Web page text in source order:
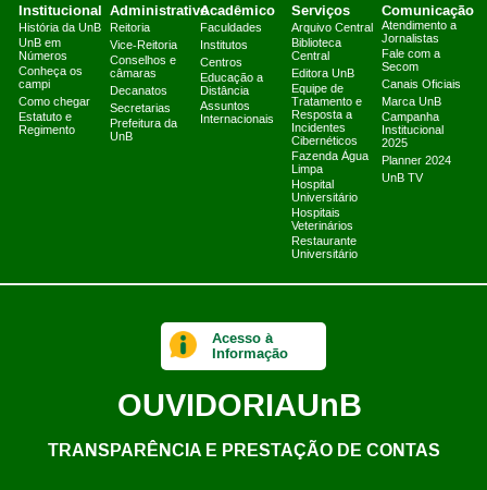
Institucional
História da UnB
UnB em
Números
Conheça os
campi
Como chegar
Estatuto e
Regimento
Administrativo
Reitoria
Vice-Reitoria
Conselhos e
câmaras
Decanatos
Secretarias
Prefeitura da
UnB
Acadêmico
Faculdades
Institutos
Centros
Educação a
Distância
Assuntos
Internacionais
Serviços
Arquivo Central
Biblioteca
Central
Editora UnB
Equipe de
Tratamento e
Resposta a
Incidentes
Cibernéticos
Fazenda Água
Limpa
Hospital
Universitário
Hospitais
Veterinários
Restaurante
Universitário
Comunicação
Atendimento a
Jornalistas
Fale com a
Secom
Canais Oficiais
Marca UnB
Campanha
Institucional
2025
Planner 2024
UnB TV
Acesso à
Informação
OUVIDORIAUnB
TRANSPARÊNCIA E PRESTAÇÃO DE CONTAS